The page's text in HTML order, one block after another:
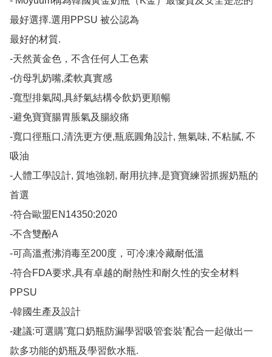
最好選擇.選用PPSU 被公認為
最好的材質.
-天然黃金色，不含任何人工色素
-仿母乳奶嘴,柔軟真實感
-寬型排氣閥,具紓氣結構令飲奶更順暢
-避免寶寶腸胃脹氣及腸絞痛
-寬口徑瓶口,清洗更方便,瓶底圓角設計, 無氣味, 不粘膩, 不
吸油
-人體工學設計, 質地強韌, 耐用抗摔,是寶寶練習抓握奶瓶的
首選
-符合歐盟EN14350:2020
-不含雙酚A
-可高溫煮沸消毒至200度，可冷凍冷藏耐低溫
-符合FDA要求,具有卓越的耐熱性和耐久性的安全材料
PPSU
-韓國生產及設計
-建議:可選購’寬口奶瓶防漏學習吸管套裝’配合一起做出一
款多功能的奶瓶及學習飲水瓶.